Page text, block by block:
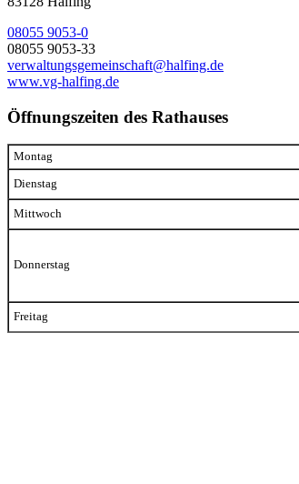
08055 9053-0
08055 9053-33
verwaltungsgemeinschaft@halfing.de
www.vg-halfing.de
Öffnungszeiten des Rathauses
Montag
Dienstag
Mittwoch
Donnerstag
Freitag